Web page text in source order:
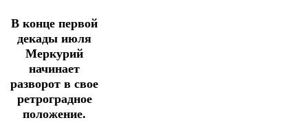
В конце первой
декады июля
Меркурий
начинает
разворот в свое
ретроградное
положение.